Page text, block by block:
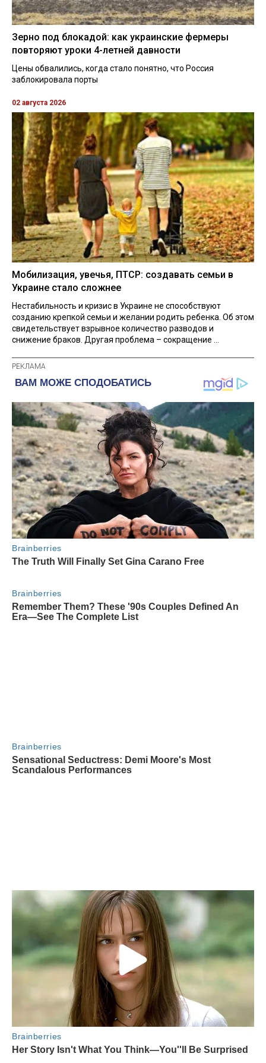
Зерно под блокадой: как украинские фермеры
повторяют уроки 4-летней давности
Цены обвалились, когда стало понятно, что Россия
заблокировала порты
02 августа 2026
Мобилизация, увечья, ПТСР: создавать семьи в
Украине стало сложнее
Нестабильность и кризис в Украине не способствуют
созданию крепкой семьи и желании родить ребенка. Об этом
свидетельствует взрывное количество разводов и
снижение браков. Другая проблема – сокращение ...